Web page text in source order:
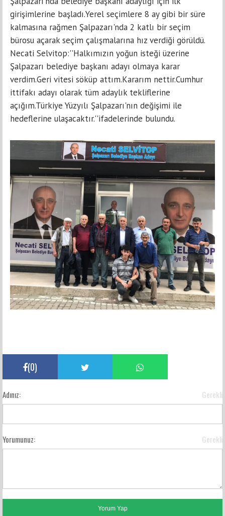
girişimlerine başladı.Yerel seçimlere 8 ay gibi bir süre
kalmasına rağmen Şalpazarı'nda 2 katlı bir seçim
bürosu açarak seçim çalışmalarına hız verdiği görüldü.
Necati Selvitop:''Halkımızın yoğun isteği üzerine
Şalpazarı belediye başkanı adayı olmaya karar
verdim.Geri vitesi söküp attım.Kararım nettir.Cumhur
ittifakı adayı olarak tüm adaylık tekliflerine
açığım.Türkiye Yüzyılı Şalpazarı'nın değişimi ile
hedeflerine ulaşacaktır.''ifadelerinde bulundu.
(0)
Adınız: Gerekli
Yorumunuz: Gerekli